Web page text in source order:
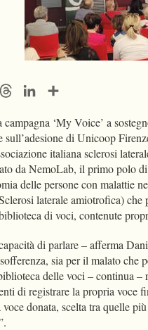
ThreadsLinkedIn
‘My Voice’ a
sull’adesione di Unicoop
italiana sclerosi
da NemoLab, il primo polo
delle persone con malattie
laterale amiotrofica)
di voci, contenute
di parlare – afferma
sia per il malato che
delle voci – continua –
di registrare la propria voce
voce donata, scelta tra quelle